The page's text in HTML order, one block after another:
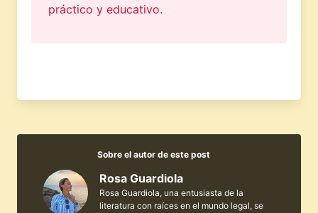
práctico y educativo.
Sobre el autor de este post
Rosa Guardiola
Rosa Guardiola, una entusiasta de la
literatura con raíces en el mundo legal, se